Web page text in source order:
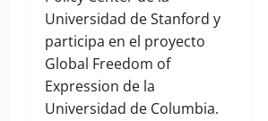
Universidad de Stanford y
participa en el proyecto
Global Freedom of
Expression de la
Universidad de Columbia.